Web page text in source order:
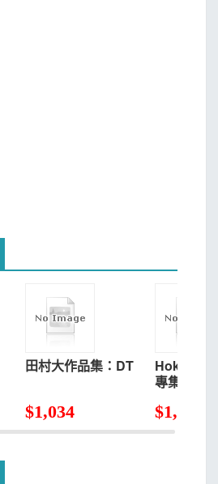
田村大作品集：DT
$1,034
Hoki美術
專集：神
$1,175